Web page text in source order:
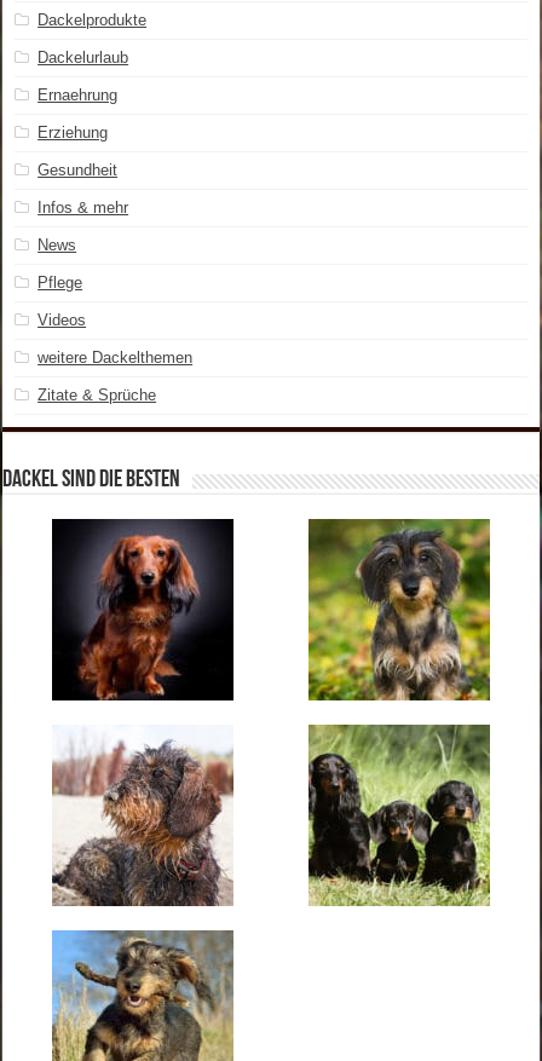
Dackelprodukte
Dackelurlaub
Ernaehrung
Erziehung
Gesundheit
Infos & mehr
News
Pflege
Videos
weitere Dackelthemen
Zitate & Sprüche
Dackel sind die Besten